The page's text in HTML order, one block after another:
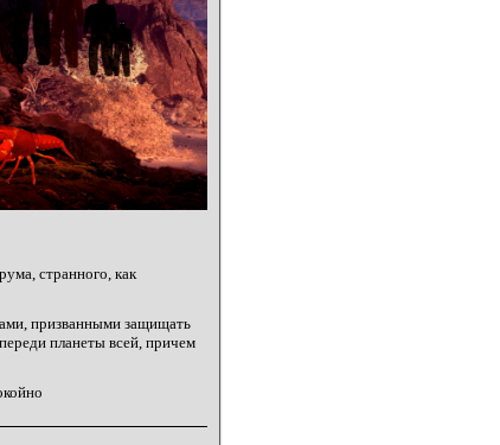
странного, как
призванными защищать
планеты всей, причем